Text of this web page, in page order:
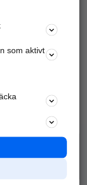
mot
nära dig.
som aktivt